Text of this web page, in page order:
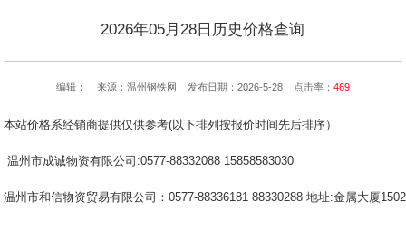
2026年05月28日历史价格查询
编辑： 来源：温州钢铁网 发布日期：2026-5-28 点击率： 469
本站价格系经销商提供仅供参考(以下排列按报价时间先后排序）
温州市成诚物资有限公司 :0577-88332088 15858583030
温州市和信物资贸易有限公司：0577-88336181 88330288 地址:金属大厦